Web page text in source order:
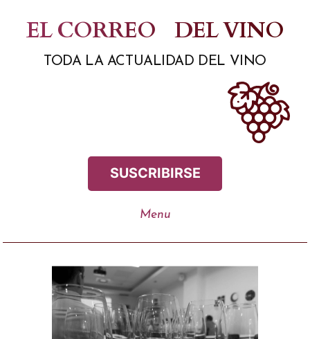
contenido
EL CORREO DEL VINO
TODA LA ACTUALIDAD DEL VINO
SUSCRIBIRSE